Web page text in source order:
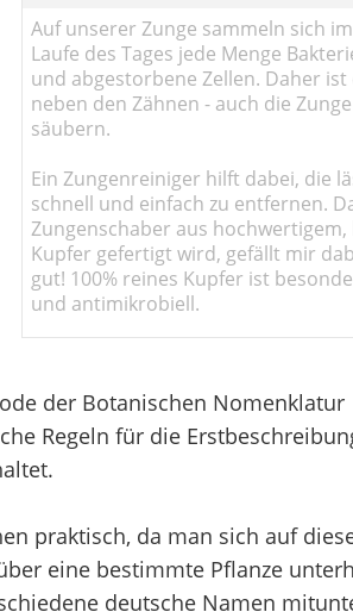
Auf unserer Zunge sammeln sich im
Laufe des Tages jede Menge
und abgestorbene Zellen. Daher ist
neben den Zähnen - auch die
säubern.
Ein Zungenreiniger hilft dabei, die
schnell und einfach zu entfernen.
Zungenschaber aus hochwertigem,
Kupfer gefertigt wird, gefällt mir
gut! 100% reines Kupfer ist
und antimikrobiell.
der Botanischen Nomenklatur
Regeln für die
praktisch, da man sich auf
eine bestimmte Pflanze
deutsche Namen